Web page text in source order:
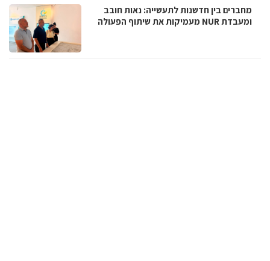
מחברים בין חדשנות לתעשייה: נאות חובב
ומעבדת NUR מעמיקות את שיתוף הפעולה